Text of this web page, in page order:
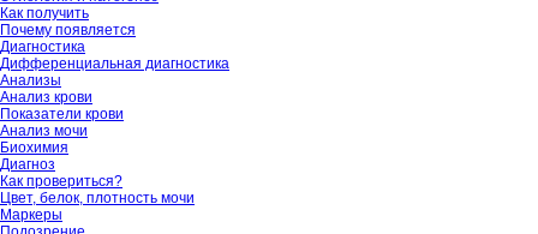
Как получить
Почему появляется
Диагностика
Дифференциальная диагностика
Анализы
Анализ крови
Показатели крови
Анализ мочи
Биохимия
Диагноз
Как провериться?
Цвет, белок, плотность мочи
Маркеры